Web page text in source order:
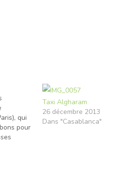
qui
pour
Taxi Algharam
26 décembre 2013
Dans "Casablanca"